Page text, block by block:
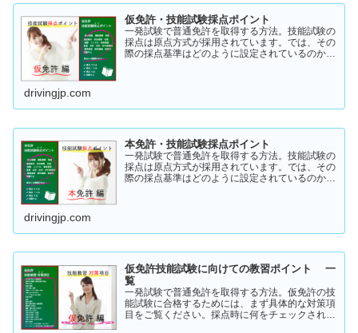
仮免許・技能試験採点ポイント
一発試験で普通免許を取得する方法。技能試験の
採点は原点方式が採用されています。では、その
際の採点基準はどのように設定されているのかご
drivingjp.com
本免許・技能試験採点ポイント
一発試験で普通免許を取得する方法。技能試験の
採点は原点方式が採用されています。では、その
際の採点基準はどのように設定されているのかご
drivingjp.com
仮免許技能試験に向けての教習ポイント 一
覧
一発試験で普通免許を取得する方法。仮免許の技
能試験に合格するためには、まず具体的な対策項
目をご覧ください。採点時に何をチェックされる